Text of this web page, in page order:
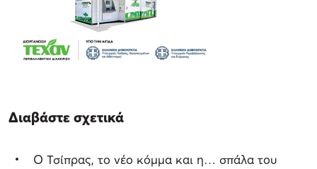
Διαβάστε σχετικά
Ο Τσίπρας, το νέο κόμμα και η… σπάλα του